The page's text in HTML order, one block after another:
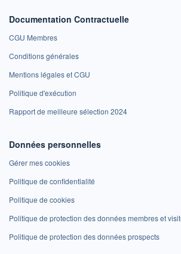
Documentation Contractuelle
CGU Membres
Conditions générales
Mentions légales et CGU
Politique d'exécution
Rapport de meilleure sélection 2024
Données personnelles
Gérer mes cookies
Politique de confidentialité
Politique de cookies
Politique de protection des données membres et
Politique de protection des données prospects